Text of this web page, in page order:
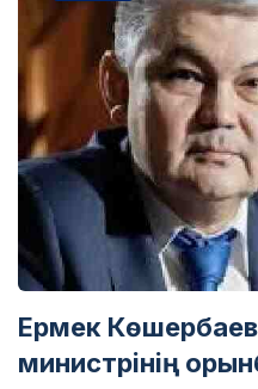
Ермек Көшербаев
министрінің